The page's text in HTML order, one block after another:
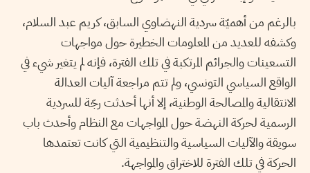
بالرغم من أهميّة سردية النهضاوي السابق، كريم عبد السلام،
وكشفه للعديد من المعلومات الخطيرة حول مواجهات
التسعينات والجرائم المرتكبة في تلك الفترة، فإنه لم يتغير شيء في
الواقع السياسي التونسي، ولم تتم مراجعة آليات العدالة
الانتقالية والمصالحة الوطنية، إلا أنها أحدثت رجّة للسردية
الرسمية لحركة النهضة حول المواجهات مع النظام وأحدث باب
سويقة والآليات السياسية والتنظيمية التي كانت تعتمدها
الحركة في تلك الفترة للاختراق والمواجهة.